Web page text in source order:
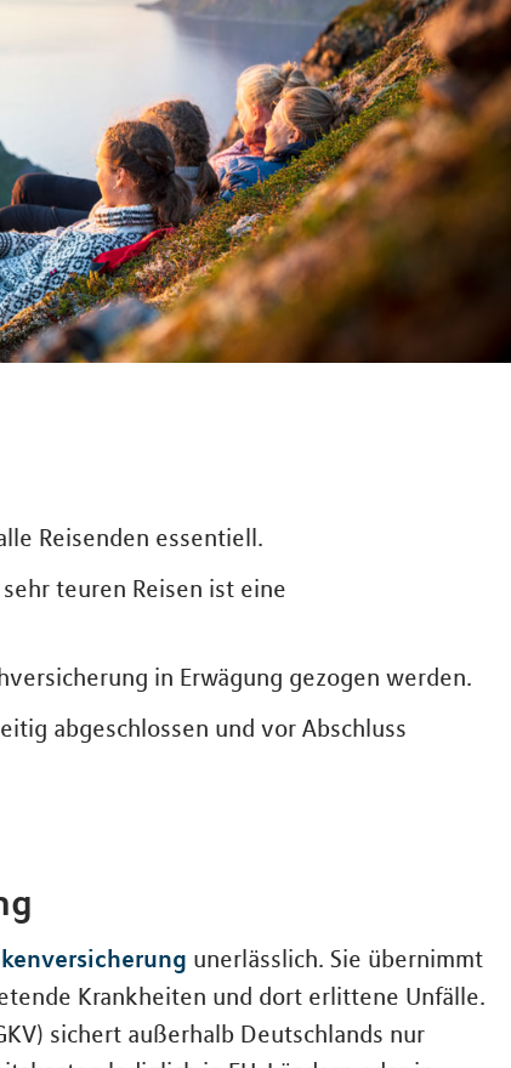
Reisenden essentiell.
teuren Reisen ist eine
in Erwägung gezogen werden.
abgeschlossen und vor Abschluss
unerlässlich. Sie übernimmt
Krankheiten und dort erlittene Unfälle.
sichert außerhalb Deutschlands nur